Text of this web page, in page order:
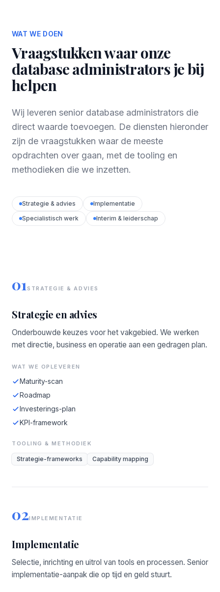
WAT WE DOEN
Vraagstukken waar onze
database administrators je bij
helpen
Wij leveren senior database administrators die
direct waarde toevoegen. De diensten hieronder
zijn de vraagstukken waar de meeste
opdrachten over gaan, met de tooling en
methodieken die we inzetten.
Strategie & advies
Implementatie
Specialistisch werk
Interim & leiderschap
01STRATEGIE & ADVIES
Strategie en advies
Onderbouwde keuzes voor het vakgebied. We werken
met directie, business en operatie aan een gedragen plan.
WAT WE OPLEVEREN
Maturity-scan
Roadmap
Investerings-plan
KPI-framework
TOOLING & METHODIEK
Strategie-frameworks Capability mapping
02IMPLEMENTATIE
Implementatie
Selectie, inrichting en uitrol van tools en processen. Senior
implementatie-aanpak die op tijd en geld stuurt.